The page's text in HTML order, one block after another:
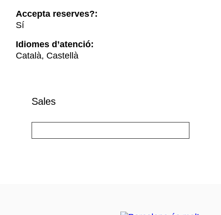
Accepta reserves?:
Sí
Idiomes d’atenció:
Català, Castellà
Sales